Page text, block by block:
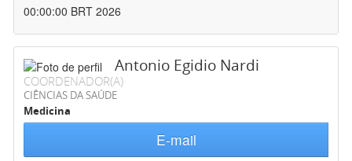
00:00:00 BRT 2026
Antonio Egidio Nardi
COORDENADOR(A)
CIÊNCIAS DA SAÚDE
Medicina
E-mail